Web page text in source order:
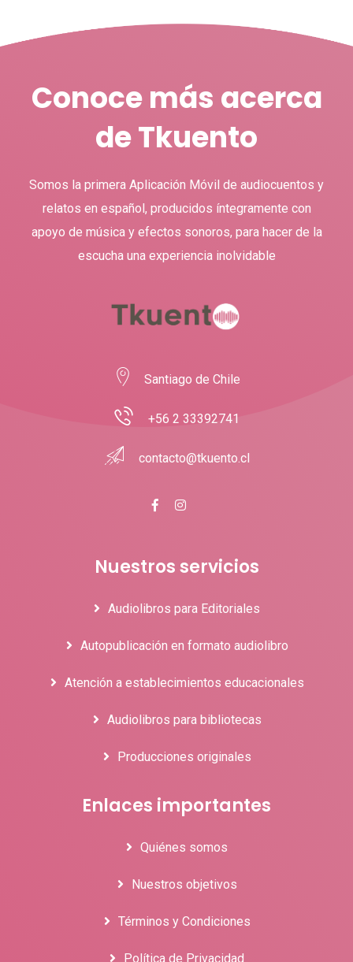
Conoce más acerca
de Tkuento
Somos la primera Aplicación Móvil de audiocuentos y
relatos en español, producidos íntegramente con
apoyo de música y efectos sonoros, para hacer de la
escucha una experiencia inolvidable
Santiago de Chile
+56 2 33392741
contacto@tkuento.cl
Nuestros servicios
Audiolibros para Editoriales
Autopublicación en formato audiolibro
Atención a establecimientos educacionales
Audiolibros para bibliotecas
Producciones originales
Enlaces importantes
Quiénes somos
Nuestros objetivos
Términos y Condiciones
Política de Privacidad